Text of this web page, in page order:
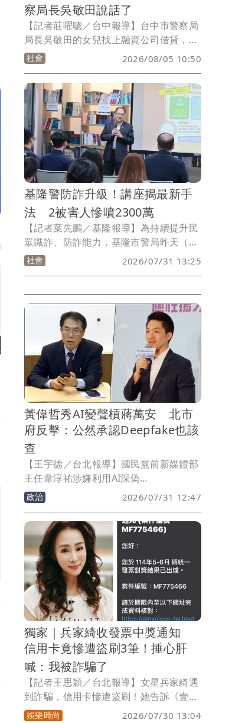
藍昔狂譙擋疫苗 慈濟真變
紀大騙局」！網朝聖翻車文笑
察局長吳敬田說話了
【記者莊曜聰／台中報導】台中市警察局
局長吳敬田的女兒找上融資公司借貸，被
要求提供帳戶、提款卡等，轉頭卻成了詐
騙集團共犯，雲林地院審理後判處她5月
徒刑、得易科罰金，吳敬田妻子蕭惠珠目
前是北市信義分局分局長，消息傳出引發
警界議論，吳敬田今天回應女兒已經學到
教訓，一切「尊重司法判決」。
社會 2026/08/05 10:50
基隆警防詐升級！講座揭最新手
法 2被害人慘噴2300萬
【記者葉先鵬／基隆報導】為持續提升民
眾識詐、防詐能力，基隆市警局昨天（30
日）在文化中心舉辦「打擊詐騙防詐系列
講座」，現場邀請犯罪防治專家林書立、
反詐宣傳大使U:NUS高胥崴共同參與，希
望透過專業講授、案例解析及互動交流，
提升民眾識詐、防詐能力。
社會 2026/07/31 13:25
黃偉哲秀AI變聲槓蔣萬安 北市
府反擊：公然承認Deepfake也該
查
【王宇德／台北報導】國民黨前新媒體部
主任韋淳祐涉嫌利用AI深偽
（Deepfake）技術合成總統賴清德聲音
製作政治宣傳影片，引發爭議。台南市長
黃偉哲今（31）日北上立法院召開記者
會，播放3段AI深偽合成的蔣萬安語音，
痛批台北市長蔣萬安替違法Deepfake背
書，並反問：「如果有人冒用你的聲音，
你能接受嗎？」不過，北市府研考會主委
殷瑋隨即反擊，質疑黃偉哲公開承認使用
Deepfake，檢警調也應依法調查。
政治 2026/07/31 12:47
獨家｜兵家綺收發票中獎通知
信用卡竟慘遭盜刷3筆！捶心肝
喊：我被詐騙了
【記者王思穎／台北報導】女星兵家綺遇
到詐騙，信用卡慘遭盜刷！她告訴《壹蘋
新聞網》，這陣子正值統一發票兌獎日，
娛樂時尚 2026/07/30 13:04